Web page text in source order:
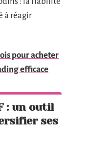
à réagir
pour acheter
efficace
: un outil
ses